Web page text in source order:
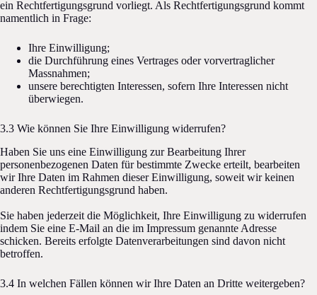
ein Rechtfertigungsgrund vorliegt. Als Rechtfertigungsgrund kommt
namentlich in Frage:
Ihre Einwilligung;
die Durchführung eines Vertrages oder vorvertraglicher
Massnahmen;
unsere berechtigten Interessen, sofern Ihre Interessen nicht
überwiegen.
3.3 Wie können Sie Ihre Einwilligung widerrufen?
Haben Sie uns eine Einwilligung zur Bearbeitung Ihrer
personenbezogenen Daten für bestimmte Zwecke erteilt, bearbeiten
wir Ihre Daten im Rahmen dieser Einwilligung, soweit wir keinen
anderen Rechtfertigungsgrund haben.
Sie haben jederzeit die Möglichkeit, Ihre Einwilligung zu widerrufen
indem Sie eine E-Mail an die im Impressum genannte Adresse
schicken. Bereits erfolgte Datenverarbeitungen sind davon nicht
betroffen.
3.4 In welchen Fällen können wir Ihre Daten an Dritte weitergeben?